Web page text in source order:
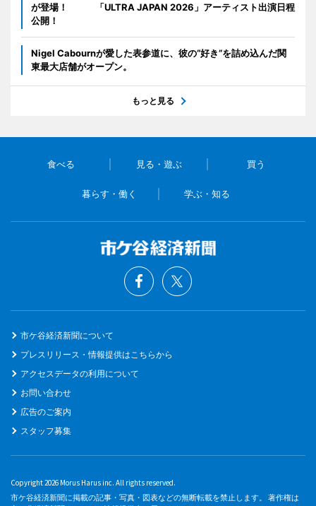
が登場！ 「ULTRA JAPAN 2026」アーティスト出演日程
公開！
Nigel Cabournが愛した表参道に、彼の“好き”を詰め込んだ関
東最大店舗がオープン。
もっと見る
食べる 見る・遊ぶ 買う
暮らす・働く 学ぶ・知る
市ケ谷経済新聞について
プレスリリース・情報提供はこちらから
アクセスデータの利用について
お問い合わせ
広告のご案内
スタッフ募集
Copyright 2026 Morus Harus inc. All rights reserved.
市ケ谷経済新聞に掲載の記事・写真・図表などの無断転載を禁止します。 著作権は